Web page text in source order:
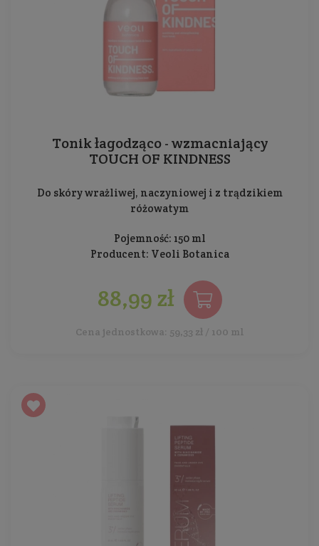
Tonik łagodząco - wzmacniający
TOUCH OF KINDNESS
Do skóry wrażliwej, naczyniowej i z trądzikiem
różowatym
Pojemność: 150 ml
Producent: Veoli Botanica
88,99 zł
Cena jednostkowa: 59,33 zł / 100 ml